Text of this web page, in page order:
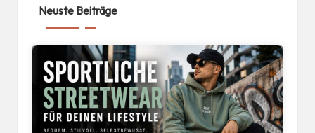
Neuste Beiträge